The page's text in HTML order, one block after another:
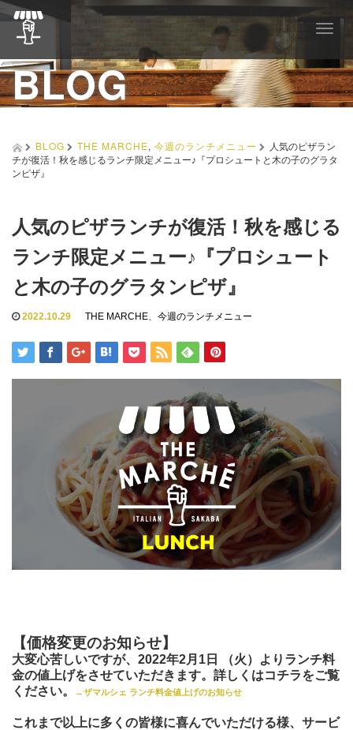
T
g
g
l
e
v
t
i
BLOG
BLOG THE MARCHE, 今週のランチメニュー
人気のピザラン
チが復活！秋を感じるランチ限定メニュー♪『プロシュートと木の子のグラタ
ンピザ』
人気のピザランチが復活！秋を感じる
ランチ限定メニュー♪『プロシュート
と木の子のグラタンピザ』
2022.10.29 THE MARCHE、 今週のランチメニュー
【価格変更のお知らせ】
大変心苦しいですが、2022年2月1日 （火）よりランチ料
金の値上げをさせていただきます。 詳しくはコチラをご覧
ください。
→ザマルシェ ランチ料金値上げのお知らせ
これまで以上に多くの皆様に喜んでいただける様、サービ